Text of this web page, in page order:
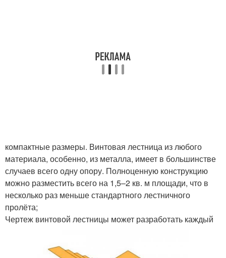
компактные размеры. Винтовая лестница из любого
материала, особенно, из металла, имеет в большинстве
случаев всего одну опору. Полноценную конструкцию
можно разместить всего на 1,5–2 кв. м площади, что в
несколько раз меньше стандартного лестничного
пролёта;
Чертеж винтовой лестницы может разработать каждый